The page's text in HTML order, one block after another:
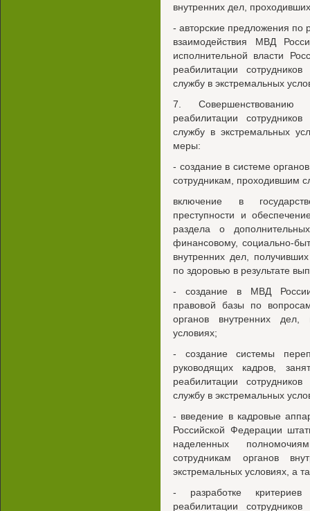
внутренних дел,
- авторские предложения по
взаимодействия МВД
исполнительной власти
реабилитации
службу в экстремальных
7. Совершенствованию
реабилитации
службу в экстремальных
меры:
- создание в системе
сотрудникам, проходившим
включение в
преступности и
раздела о
финансовому, социально-
внутренних дел,
по здоровью в результате
- создание в МВД России
правовой базы по
органов внутренних дел,
условиях;
- создание системы
руководящих кадров,
реабилитации
службу в экстремальных
- введение в кадровые
Российской Федерации
наделенных
сотрудникам органов
экстремальных условиях, а
- разработке
реабилитации